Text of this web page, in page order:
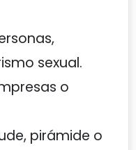
sexual.
o
pirámide o